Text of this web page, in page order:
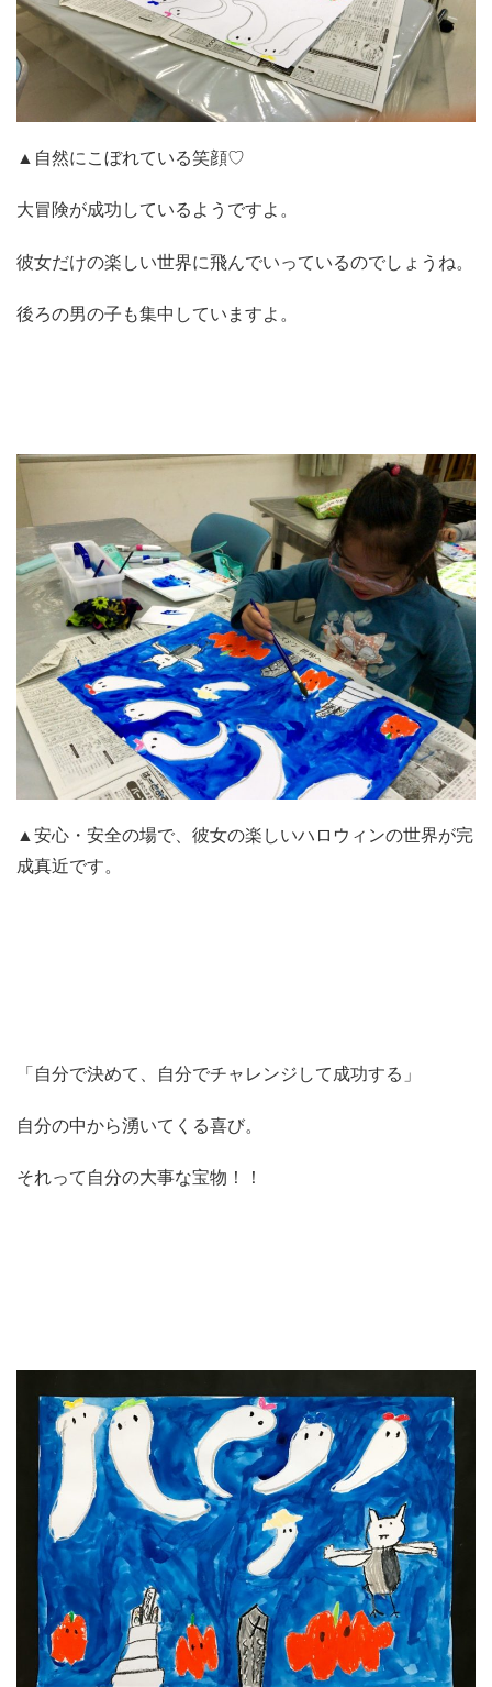
▲自然にこぼれている笑顔♡
大冒険が成功しているようですよ。
彼女だけの楽しい世界に飛んでいっているのでしょうね。
後ろの男の子も集中していますよ。
▲安心・安全の場で、彼女の楽しいハロウィンの世界が完
成真近です。
「自分で決めて、自分でチャレンジして成功する」
自分の中から湧いてくる喜び。
それって自分の大事な宝物！！